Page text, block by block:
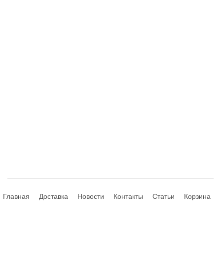
Главная Доставка Новости Контакты Статьи Корзина